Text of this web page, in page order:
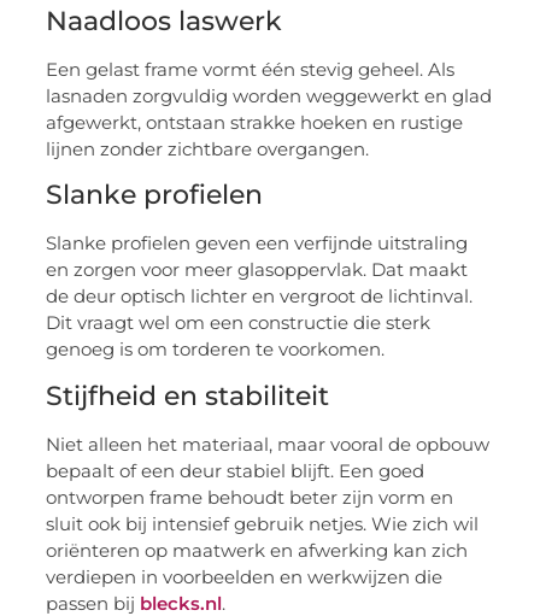
Naadloos laswerk
Een gelast frame vormt één stevig geheel. Als
lasnaden zorgvuldig worden weggewerkt en glad
afgewerkt, ontstaan strakke hoeken en rustige
lijnen zonder zichtbare overgangen.
Slanke profielen
Slanke profielen geven een verfijnde uitstraling
en zorgen voor meer glasoppervlak. Dat maakt
de deur optisch lichter en vergroot de lichtinval.
Dit vraagt wel om een constructie die sterk
genoeg is om torderen te voorkomen.
Stijfheid en stabiliteit
Niet alleen het materiaal, maar vooral de opbouw
bepaalt of een deur stabiel blijft. Een goed
ontworpen frame behoudt beter zijn vorm en
sluit ook bij intensief gebruik netjes. Wie zich wil
oriënteren op maatwerk en afwerking kan zich
verdiepen in voorbeelden en werkwijzen die
passen bij blecks.nl.